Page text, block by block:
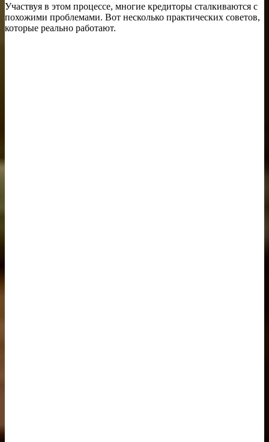
Участвуя в этом процессе, многие кредиторы сталкиваются с
похожими проблемами. Вот несколько практических советов,
которые реально работают.